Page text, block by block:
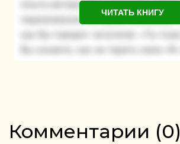
ЧИТАТЬ КНИГУ
Комментарии (0